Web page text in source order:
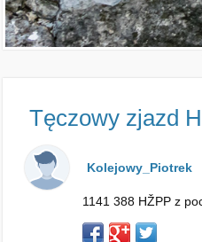
Tęczowy zjazd
Kolejowy_Piotrek
1141 388 HŽPP z